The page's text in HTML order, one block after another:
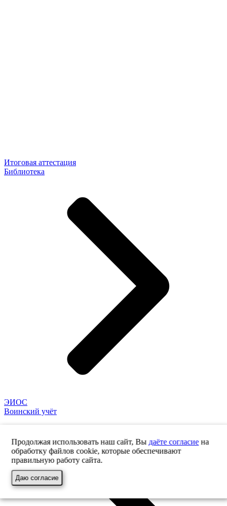
Итоговая аттестация
Библиотека
ЭИОС
Воинский учёт
Продолжая использовать наш сайт, Вы даёте согласиена
обработку файлов cookie, которые обеспечивают
правильную работу сайта.
Даю согласие